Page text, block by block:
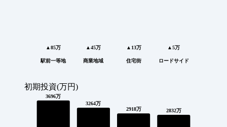
▲85万
駅前一等地
▲45万
商業地域
▲13万
住宅街
▲5万
ロードサイド
初期投資(万円)
3696万
3264万
2918万 2832万